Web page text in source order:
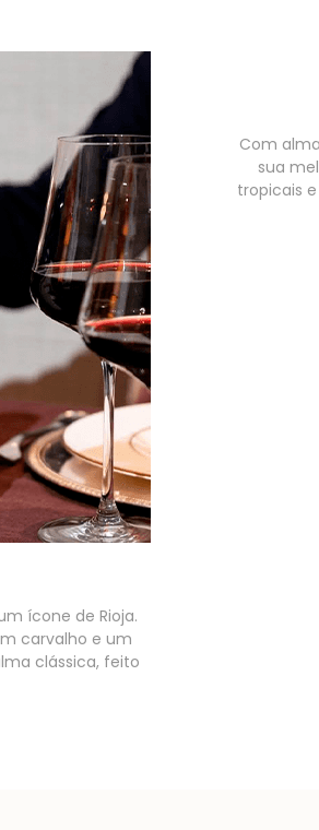
ícone de Rioja.
carvalho e um
clássica, feito
Com
sua
tropicais